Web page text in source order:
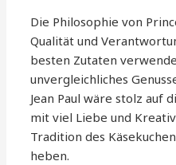
Die Philosophie von
Qualität und
besten Zutaten
unvergleichliches
Jean Paul wäre stolz auf
mit viel Liebe und
Tradition des
heben.